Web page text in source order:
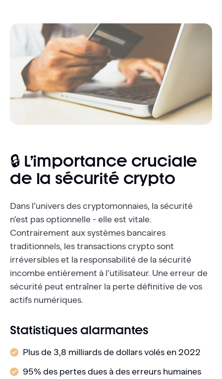
🔒 L’importance cruciale
de la sécurité crypto
Dans l’univers des cryptomonnaies, la sécurité
n’est pas optionnelle - elle est vitale.
Contrairement aux systèmes bancaires
traditionnels, les transactions crypto sont
irréversibles et la responsabilité de la sécurité
incombe entièrement à l’utilisateur. Une erreur de
sécurité peut entraîner la perte définitive de vos
actifs numériques.
Statistiques alarmantes
Plus de 3,8 milliards de dollars volés en 2022
95% des pertes dues à des erreurs humaines